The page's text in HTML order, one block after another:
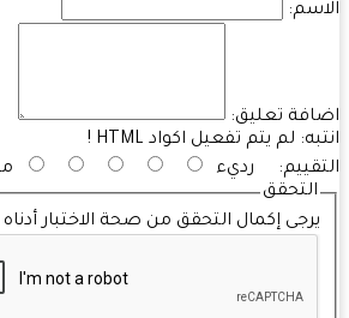
تعليق:
لم يتم تفعيل اكواد HTML !
رديء
ممتاز
التحقق
يرجى إكمال التحقق من صحة الاختبار أدناه